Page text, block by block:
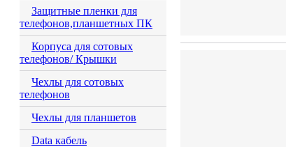
Защитные пленки для
телефонов,планшетных ПК
Корпуса для сотовых
телефонов/ Крышки
Чехлы для сотовых
телефонов
Чехлы для планшетов
Data кабель